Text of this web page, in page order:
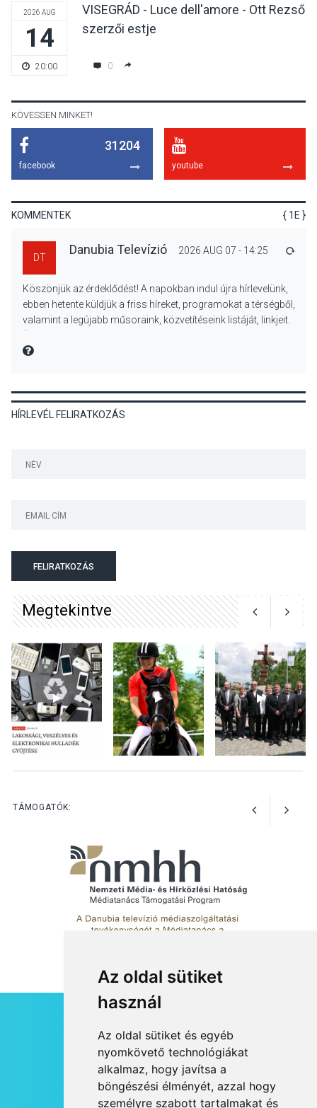
Az oldal sütiket
használ
Az oldal sütiket és egyéb
nyomkövető technológiákat
alkalmaz, hogy javítsa a
böngészési élményét, azzal hogy
személyre szabott tartalmakat és
KULTÚRA
TERMÉSZETI KÖRNYEZET
Mi a pszichológia, és miért
van rá szükségünk? –
Beszélgetés a Kacsakő
KULTÚRA 2026 AUG 06
Különleges csillagles lesz
hagyomány – kiállítás
Surány Fesztivált
Mordái folk-rock koncert
lesz a pilismaróti Duna-
parton
KULTÚRA 2026 AUG 05
2026 AUG
14
20:00
VISEGRÁD - Luce dell'amore - Ott Rezső
szerzői estje
0
KÖVESSEN MINKET!
31204
facebook youtube
KOMMENTEK { 1E }
DT
Danubia Televízió 2026 AUG 07 - 14:25
Köszönjük az érdeklődést! A napokban indul újra hírlevelünk,
ebben hetente küldjük a friss híreket, programokat a térségből,
valamint a legújabb műsoraink, közvetítéseink listáját, linkjeit.
MIRE MONDTA
HÍRLEVÉL FELIRATKOZÁS
FELIRATKOZÁS
Megtekintve
TÁMOGATÓK:
RSS
JOGI NYILATKOZAT
KAPCSOLAT